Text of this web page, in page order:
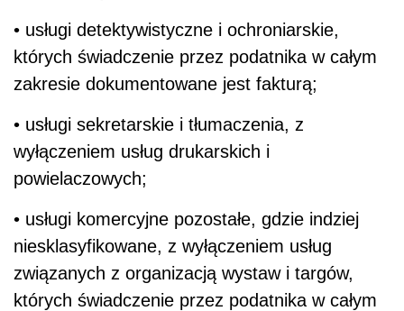
• usługi detektywistyczne i ochroniarskie,
których świadczenie przez podatnika w całym
zakresie dokumentowane jest fakturą;
• usługi sekretarskie i tłumaczenia, z
wyłączeniem usług drukarskich i
powielaczowych;
• usługi komercyjne pozostałe, gdzie indziej
niesklasyfikowane, z wyłączeniem usług
związanych z organizacją wystaw i targów,
których świadczenie przez podatnika w całym